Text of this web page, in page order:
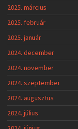
2025. március
2025. február
2025. január
2024. december
2024. november
2024. szeptember
2024. augusztus
2024. július